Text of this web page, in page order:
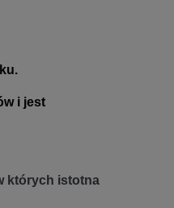
i jest
których istotna